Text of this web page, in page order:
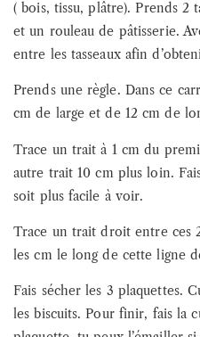
( bois, tissu, plâtre). Prends 2
et un rouleau de pâtisserie.
entre les tasseaux afin
Prends une règle. Dans ce
cm de large et de 12 cm de
Trace un trait à 1 cm du
autre trait 10 cm plus loin.
soit plus facile à voir.
Trace un trait droit entre ces
les cm le long de cette ligne
Fais sécher les 3 plaquettes.
les biscuits. Pour finir, fais la